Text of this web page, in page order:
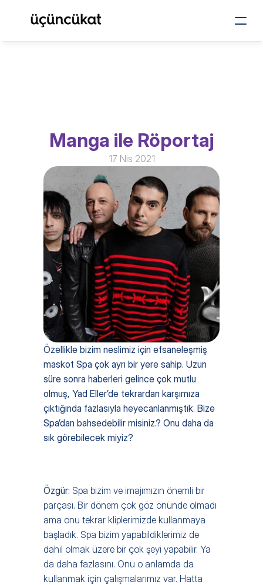
Manga ile Röportaj
17 Nis 2021
Özellikle bizim neslimiz için efsaneleşmiş
maskot Spa çok ayrı bir yere sahip. Uzun
süre sonra haberleri gelince çok mutlu
olmuş, Yad Eller’de tekrardan karşımıza
çıktığında fazlasıyla heyecanlanmıştık. Bize
Spa’dan bahsedebilir misiniz.? Onu daha da
sık görebilecek miyiz?
Özgür: Spa bizim ve imajımızın önemli bir
parçası. Bir dönem çok göz önünde olmadı
ama onu tekrar kliplerimizde kullanmaya
başladık. Spa bizim yapabildiklerimiz de
dahil olmak üzere bir çok şeyi yapabilir. Ya
da daha fazlasını. Onu o anlamda da
kullanmak için çalışmalarımız var. Hatta